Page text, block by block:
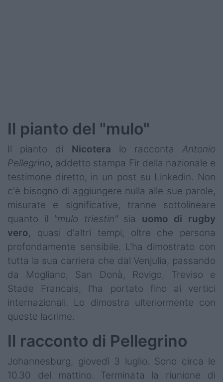
Il pianto del "mulo"
Il pianto di Nicotera lo racconta Antonio
Pellegrino, addetto stampa Fir della nazionale e
testimone diretto, in un post su Linkedin. Non
c'è bisogno di aggiungere nulla alle sue parole,
misurate e significative, tranne sottolineare
quanto il "mulo triestin"sia uomo di rugby
vero, quasi d'altri tempi, oltre che persona
profondamente sensibile. L'ha dimostrato con
tutta la sua carriera che dal Venjulia, passando
da Mogliano, San Donà, Rovigo, Treviso e
Stade Francais, l'ha portato fino ai vertici
internazionali. Lo dimostra ulteriormente con
queste lacrime.
Il racconto di Pellegrino
Johannesburg, giovedì 3 luglio. Sono circa le
10.30 del mattino. Terminata la riunione di